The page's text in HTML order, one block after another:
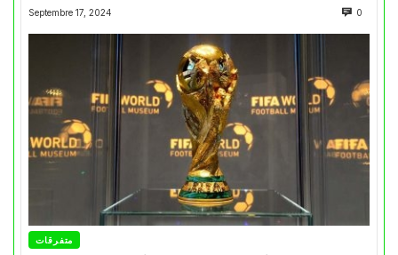
Septembre 17, 2024 0
متفرقات